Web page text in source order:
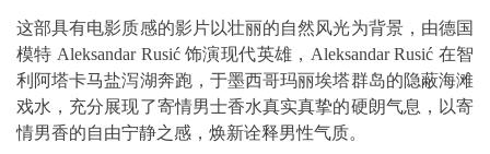
这部具有电影质感的影片以壮丽的自然风光为背景，由德国
模特 Aleksandar Rusić 饰演现代英雄，Aleksandar Rusić 在智
利阿塔卡马盐泻湖奔跑，于墨西哥玛丽埃塔群岛的隐蔽海滩
戏水，充分展现了寄情男士香水真实真挚的硬朗气息，以寄
情男香的自由宁静之感，焕新诠释男性气质。